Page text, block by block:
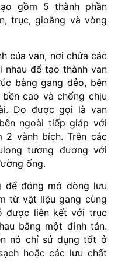
gồm 5 thành phần
trục, gioăng và vòng
của van, nơi chứa các
nhau để tạo thành van
bằng gang dẻo, bên
cao và chống chịu
Do được gọi là van
ngoài tiếp giáp với
2 vành bích. Trên các
tương đương với
ống.
để đóng mở dòng lưu
từ vật liệu gang cùng
được liên kết với trục
bằng một đinh tán.
nó chỉ sử dụng tốt ở
hoặc các lưu chất